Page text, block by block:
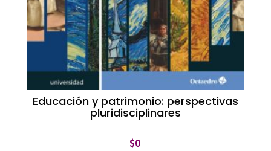
Educación y patrimonio: perspectivas
pluridisciplinares
$0